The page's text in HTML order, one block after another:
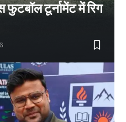
टूर्नामेंट में रिग